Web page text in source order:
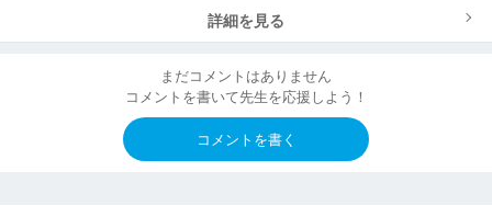
詳細を見る
まだコメントはありません
コメントを書いて先生を応援しよう！
コメントを書く